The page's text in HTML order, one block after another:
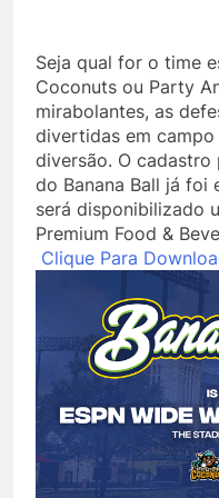
Seja qual for o time
Coconuts ou Party
mirabolantes, as
divertidas em
diversão. O
do Banana Ball já foi
será disponibilizado
Premium Food &
Clique Para